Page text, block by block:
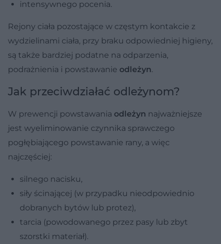
intensywnego pocenia.
Rejony ciała pozostające w częstym kontakcie z
wydzielinami ciała, przy braku odpowiedniej higieny,
są także bardziej podatne na odparzenia,
podrażnienia i powstawanie odleżyn.
Jak przeciwdziałać odleżynom?
W prewencji powstawania odleżyn najważniejsze
jest wyeliminowanie czynnika sprawczego
pogłębiającego powstawanie rany, a więc
najczęściej:
silnego nacisku,
siły ścinającej (w przypadku nieodpowiednio
dobranych bytów lub protez),
tarcia (powodowanego przez pasy lub zbyt
szorstki materiał).